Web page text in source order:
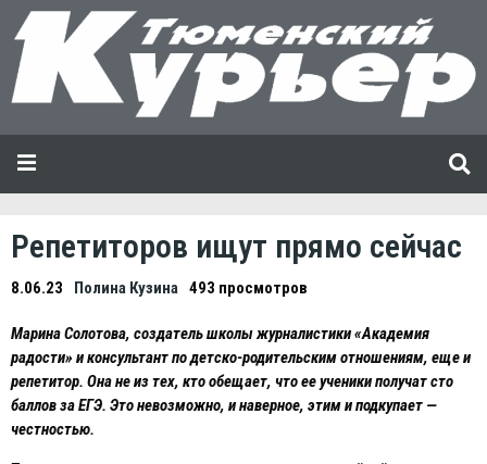
Репетиторов ищут прямо сейчас
8.06.23 Полина Кузина 493 просмотров
Марина Солотова, создатель школы журналистики «Академия
радости» и консультант по детско-родительским отношениям, еще и
репетитор. Она не из тех, кто обещает, что ее ученики получат сто
баллов за EГЭ. Это невозможно, и наверное, этим и подкупает —
честностью.